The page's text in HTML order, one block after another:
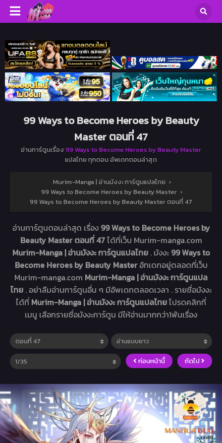
99 Ways to Become Heroes by Beauty
Master ตอนที่ 47
อ่านการ์ตูนเรื่อง 99 Ways to Become Heroes by Beauty Master
แปลไทย ทุกตอน อัพเดทตอนล่าสุด
Murim-Manga | อ่านมังงะ การ์ตูนแปลไทย ›
99 Ways to Become Heroes by Beauty Master ›
99 Ways to Become Heroes by Beauty Master ตอนที่ 47
อ่านการ์ตูนตอนล่าสุด เรื่อง 99 Ways to Become Heroes by
Beauty Master ตอนที่ 47ได้ที่เว็บ Murim-manga.com
Murim-Manga | อ่านมังงะ การ์ตูนแปลไทย . มังงะ 99 Ways to
Become Heroes by Beauty Master อัทเดทอยู่ตลอดที่เว็บ
Murim-manga.com Murim-Manga | อ่านมังงะ การ์ตูนแปล
ไทย . อย่าลืมอ่านการ์ตูนอื่น ๆ มีอัพเดทตลอดเวลา . รายชื่อมังงะ
ได้ที่ Murim-Manga | อ่านมังงะ การ์ตูนแปลไทยโปรดคลิกที่
เมนู เลือกรายชื่อมังงะการ์ตูน มีให้อ่านมากกว่า1พันเรื่อง
ก่อนหน้านี้ ถัดไป